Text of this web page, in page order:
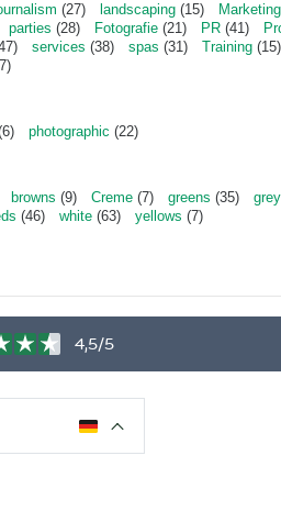
(27) landscaping (15)
Marketing
parties (28) Fotografie (21) PR (41)
services (38) spas (31) Training (15)
photographic (22)
browns (9) Creme (7) greens (35)
(46) white (63) yellows (7)
4,5/5